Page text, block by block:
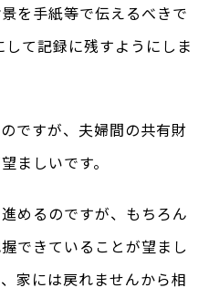
を手紙等で伝えるべきで
て記録に残すようにしま
ですが、夫婦間の共有財
ましいです。
めるのですが、もちろん
できていることが望まし
家には戻れませんから相